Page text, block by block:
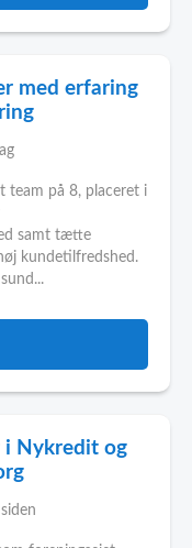
med erfaring
team på 8, placeret i
samt tætte
kundetilfredshed.
i Nykredit og